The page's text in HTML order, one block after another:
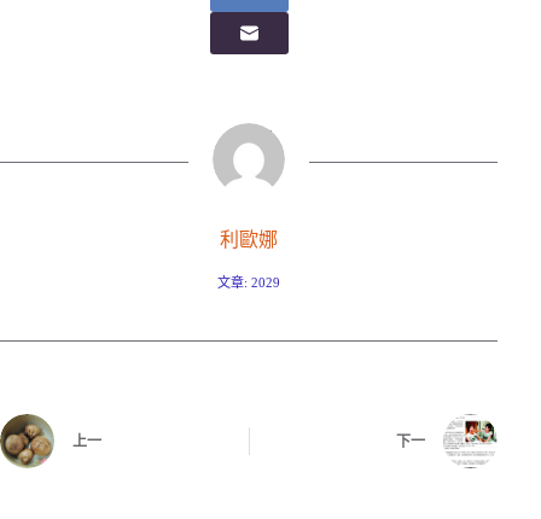
利歐娜
文章: 2029
上一 下一